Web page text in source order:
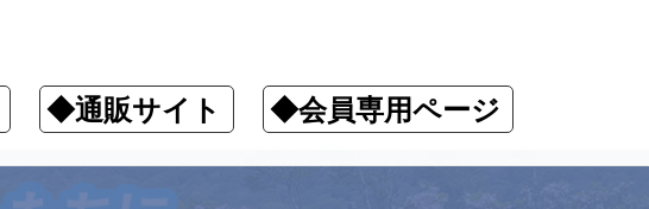
◆通販サイト ◆会員専用ページ